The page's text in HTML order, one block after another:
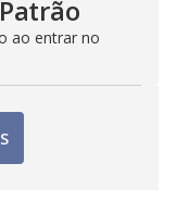
ao entrar no